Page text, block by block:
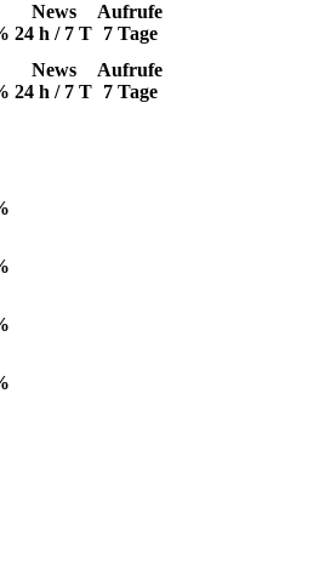
News
24 h / 7 T
Aufrufe
7 Tage
News
24 h / 7 T
Aufrufe
7 Tage